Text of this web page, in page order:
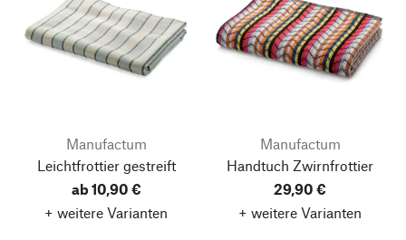
Manufactum
Leichtfrottier gestreift
ab 10,90 €
+ weitere Varianten
Manufactum
Handtuch Zwirnfrottier
29,90 €
+ weitere Varianten